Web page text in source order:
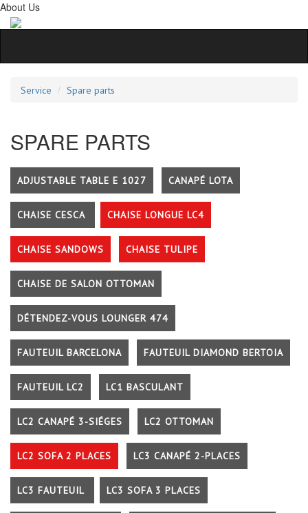
About Us
Service Spare parts
SPARE PARTS
ADJUSTABLE TABLE E 1027 CANAPÉ LOTA
CHAISE CESCA CHAISE LONGUE LC4
CHAISE SANDOWS CHAISE TULIPE
CHAISE DE SALON OTTOMAN
DÉTENDEZ-VOUS LOUNGER 474
FAUTEUIL BARCELONA FAUTEUIL DIAMOND BERTOIA
FAUTEUIL LC2 LC1 BASCULANT
LC2 CANAPÉ 3-SIÉGES LC2 OTTOMAN
LC2 SOFA 2 PLACES LC3 CANAPÉ 2-PLACES
LC3 FAUTEUIL LC3 SOFA 3 PLACES